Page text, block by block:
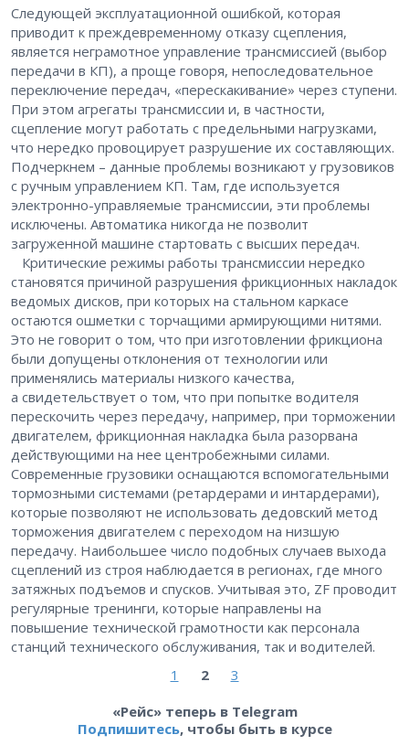
Следующей эксплуатационной ошибкой, которая
приводит к преждевременному отказу сцепления,
является неграмотное управление трансмиссией (выбор
передачи в КП), а проще говоря, ​непоследовательное
переключение передач, «перескакивание» через ступени.
При этом агрегаты трансмиссии и, в частности,
сцепление могут работать с предельными нагрузками,
что нередко провоцирует разрушение их составляющих.
Подчеркнем – ​данные проблемы возникают у грузовиков
с ручным управлением КП. Там, где используется
электронно-управляемые трансмиссии, эти проблемы
исключены. Автоматика никогда не позволит
загруженной машине стартовать с высших передач.
Критические режимы работы трансмиссии нередко
становятся причиной разрушения фрикционных накладок
ведомых дисков, при которых на стальном каркасе
остаются ошметки с торчащими армирующими нитями.
Это не говорит о том, что при изготовлении фрикциона
были допущены отклонения от технологии или
применялись материалы низкого качества,
а свидетельствует о том, что при попытке водителя
перескочить через передачу, например, при торможении
двигателем, фрикционная накладка была разорвана
действующими на нее центробежными силами.
Современные грузовики оснащаются вспомогательными
тормозными системами (ретардерами и интардерами),
которые позволяют не использовать дедовский метод
торможения двигателем с переходом на низшую
передачу. Наибольшее число подобных случаев выхода
сцеплений из строя наблюдается в регионах, где много
затяжных подъемов и спусков. Учитывая это, ZF проводит
регулярные тренинги, которые направлены на
повышение технической грамотности как персонала
станций технического обслуживания, так и водителей.
1
2
3
«Рейс» теперь в Telegram
Подпишитесь, чтобы быть в курсе